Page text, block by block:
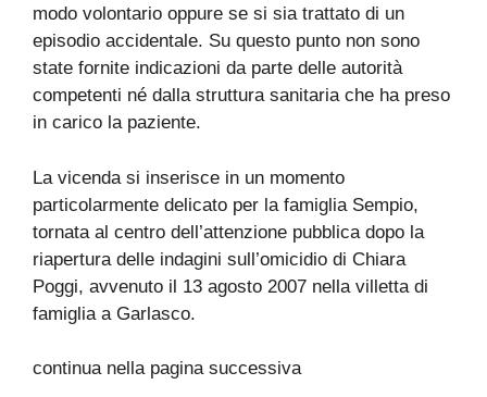
modo volontario oppure se si sia trattato di un
episodio accidentale. Su questo punto non sono
state fornite indicazioni da parte delle autorità
competenti né dalla struttura sanitaria che ha preso
in carico la paziente.
La vicenda si inserisce in un momento
particolarmente delicato per la famiglia Sempio,
tornata al centro dell’attenzione pubblica dopo la
riapertura delle indagini sull’omicidio di Chiara
Poggi, avvenuto il 13 agosto 2007 nella villetta di
famiglia a Garlasco.
continua nella pagina successiva